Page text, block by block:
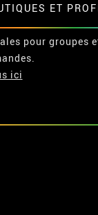
ET
pour groupes
ici